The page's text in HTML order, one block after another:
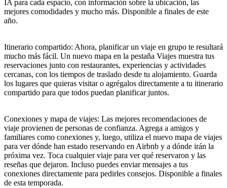
IA para cada espacio, con información sobre la ubicación, las
mejores comodidades y mucho más. Disponible a finales de este
año.
Itinerario compartido: Ahora, planificar un viaje en grupo te resultará
mucho más fácil. Un nuevo mapa en la pestaña Viajes muestra tus
reservaciones junto con restaurantes, experiencias y actividades
cercanas, con los tiempos de traslado desde tu alojamiento. Guarda
los lugares que quieras visitar o agrégalos directamente a tu itinerario
compartido para que todos puedan planificar juntos.
Conexiones y mapa de viajes: Las mejores recomendaciones de
viaje provienen de personas de confianza. Agrega a amigos y
familiares como conexiones y, luego, utiliza el nuevo mapa de viajes
para ver dónde han estado reservando en Airbnb y a dónde irán la
próxima vez. Toca cualquier viaje para ver qué reservaron y las
reseñas que dejaron. Incluso puedes enviar mensajes a tus
conexiones directamente para pedirles consejos. Disponible a finales
de esta temporada.